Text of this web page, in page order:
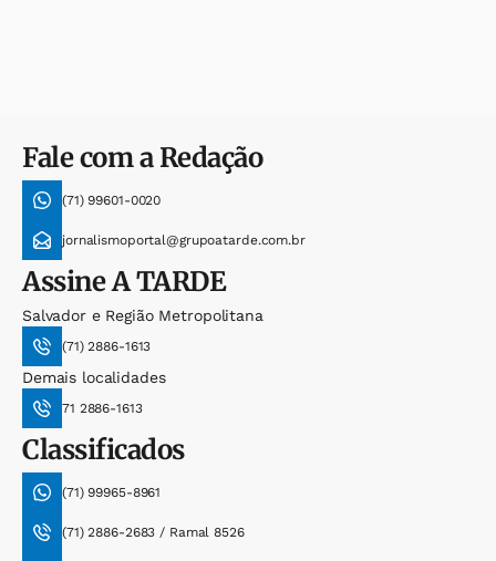
Fale com a Redação
(71) 99601-0020
jornalismoportal@grupoatarde.com.br
AssineA TARDE
Salvador e Região Metropolitana
(71) 2886-1613
Demais localidades
71 2886-1613
Classificados
(71) 99965-8961
(71) 2886-2683 / Ramal 8526